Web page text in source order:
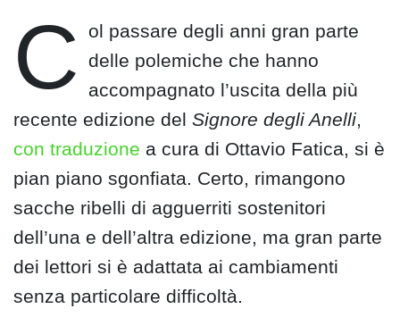
C
ol passare degli anni gran parte
delle polemiche che hanno
accompagnato l’uscita della più
recente edizione del Signore degli Anelli,
con traduzione a cura di Ottavio Fatica, si è
pian piano sgonfiata. Certo, rimangono
sacche ribelli di agguerriti sostenitori
dell’una e dell’altra edizione, ma gran parte
dei lettori si è adattata ai cambiamenti
senza particolare difficoltà.